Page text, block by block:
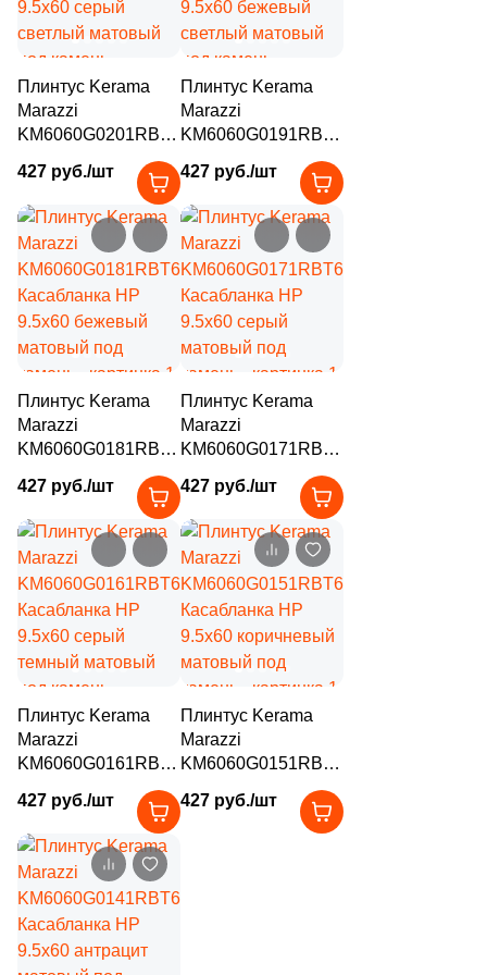
Marca Corona ( 88
Margres (4
Mariner (
Marjan (66)
Meissen Keramik (61)
Metropol ( 22)
Mico (43)
Mijares (
Mirage ( 93)
Monalisa (11)
Monocibec (
Monopole ( )
Motto Ceramic (104)
Mozart ( 7
Museum ( 95 )
Mutina (5)
Mykonos (
NABEL (6)
NATUCER (8)
NAZ Ceram ( )
NS Ceramic (28)
NT Ceramic (296)
Naeen Tile (7)
Плинтус Kerama
Marazzi
KM6060G0201RBT6
9.5x60 серый
светлый матовый
под камень
427 руб./шт
Плинтус Kerama
Marazzi
KM6060G0191RBT6
9.5x60 бежевый
светлый матовый
под камень
427 руб./шт
Плинтус Kerama
Marazzi
KM6060G0181RBT6
9.5x60 бежевый
матовый под
427 руб./шт
Плинтус Kerama
Marazzi
KM6060G0171RBT6
9.5x60 серый
матовый под
427 руб./шт
Плинтус Kerama
Marazzi
KM6060G0161RBT6
9.5x60 серый
темный матовый
под камень
427 руб./шт
Плинтус Kerama
Marazzi
KM6060G0151RBT6
9.5x60 коричневый
427 руб./шт